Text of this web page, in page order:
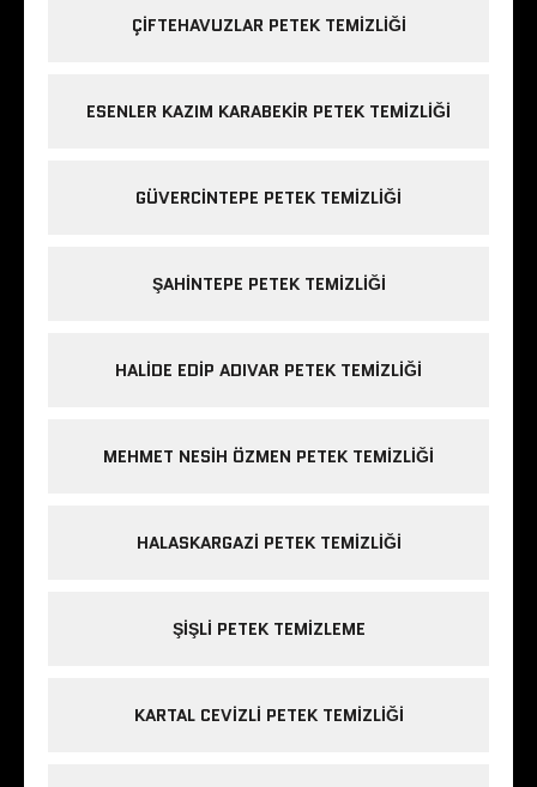
ÇIFTEHAVUZLAR PETEK TEMIZLIĞI
ESENLER KAZIM KARABEKIR PETEK TEMIZLIĞI
GÜVERCINTEPE PETEK TEMIZLIĞI
ŞAHINTEPE PETEK TEMIZLIĞI
HALIDE EDIP ADIVAR PETEK TEMIZLIĞI
MEHMET NESIH ÖZMEN PETEK TEMIZLIĞI
HALASKARGAZI PETEK TEMIZLIĞI
ŞIŞLI PETEK TEMIZLEME
KARTAL CEVIZLI PETEK TEMIZLIĞI